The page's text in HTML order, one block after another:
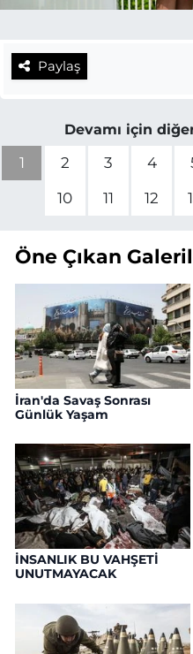
Paylaş
Devamı için
1 2 3 4
10
11 12
Öne Çıkan
İran'da Savaş Sonrası
Günlük Yaşam
İNSANLIK BU VAHŞETİ
UNUTMAYACAK